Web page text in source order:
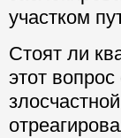
участком
Стоят ли
этот